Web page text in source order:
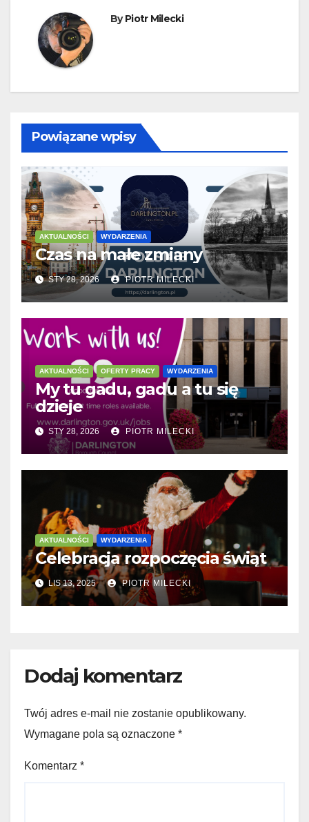
ByPiotr Milecki
Powiązane wpisy
AKTUALNOŚCI WYDARZENIA
Czas na małe zmiany
STY 28, 2026 PIOTR MILECKI
AKTUALNOŚCI OFERTY PRACY WYDARZENIA
My tu gadu, gadu a tu się
dzieje
STY 28, 2026 PIOTR MILECKI
AKTUALNOŚCI WYDARZENIA
Celebracja rozpoczęcia świąt
LIS 13, 2025 PIOTR MILECKI
Dodaj komentarz
Twój adres e-mail nie zostanie opublikowany.
Wymagane pola są oznaczone *
Komentarz *